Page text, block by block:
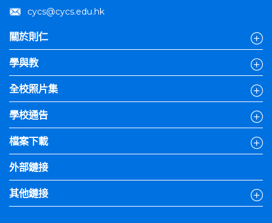
cycs@cycs.edu.hk
關於則仁
學與教
全校照片集
學校通告
檔案下載
外部鏈接
其他鏈接